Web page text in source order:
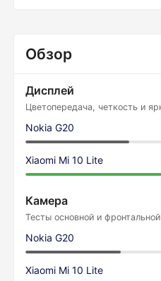
Обзор
Дисплей
Цветопередача, четкость и
Nokia G20
Xiaomi Mi 10 Lite
Камера
Тесты основной и
Nokia G20
Xiaomi Mi 10 Lite